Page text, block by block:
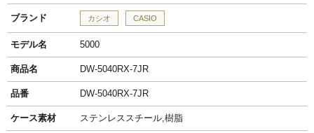
ブランド カシオ CASIO
モデル名 5000
商品名 DW-5040RX-7JR
品番 DW-5040RX-7JR
ケース素材 ステンレススチール,樹脂